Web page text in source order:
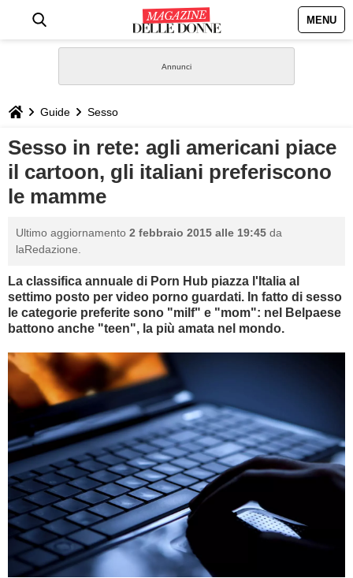
MENU
STILE
BIOGRAFIE
CAPELLI
BAMBINO
GUIDE
FORUM
Guide Sesso
Sesso in rete: agli americani piace
il cartoon, gli italiani preferiscono
le mamme
Ultimo aggiornamento 2 febbraio 2015 alle 19:45 da
laRedazione.
La classifica annuale di Porn Hub piazza l'Italia al
settimo posto per video porno guardati. In fatto di sesso
le categorie preferite sono "milf" e "mom": nel Belpaese
battono anche "teen", la più amata nel mondo.